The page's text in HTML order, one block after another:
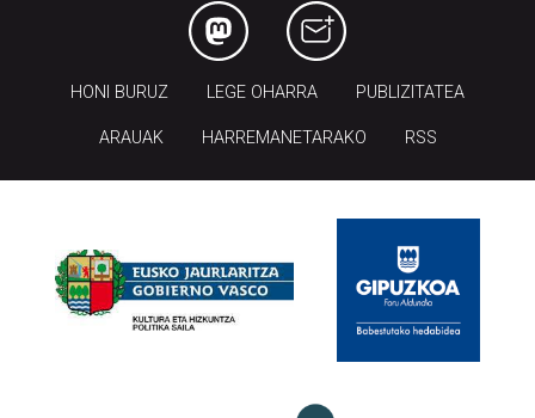
HONI BURUZ LEGE OHARRA PUBLIZITATEA
ARAUAK HARREMANETARAKO RSS